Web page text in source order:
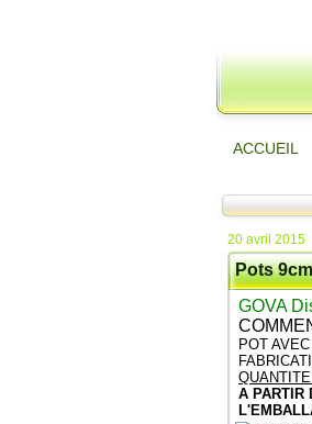
ACCUEIL
20 avril 2015
Pots
GOVA
POT
A PARTIR